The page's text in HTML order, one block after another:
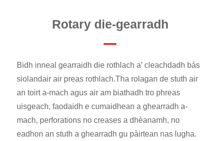
Rotary die-gearradh
Bidh inneal gearraidh die rothlach a’ cleachdadh bàs
siolandair air preas rothlach.Tha rolagan de stuth air
an toirt a-mach agus air am biathadh tro phreas
uisgeach, faodaidh e cumaidhean a ghearradh a-
mach, perforations no creases a dhèanamh, no
eadhon an stuth a ghearradh gu pàirtean nas lugha.